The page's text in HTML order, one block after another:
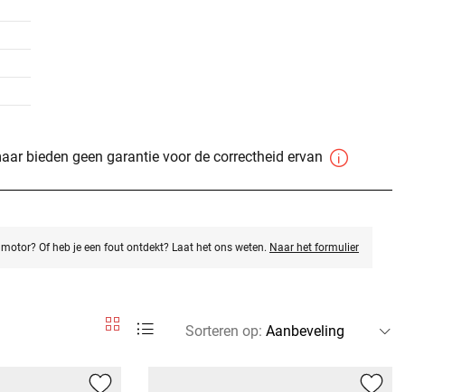
bieden geen garantie voor de correctheid ervan
Of heb je een fout ontdekt? Laat het ons weten. Naar het formulier
Sorteren op: